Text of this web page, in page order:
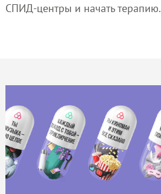
СПИД-центры и начать терапию.